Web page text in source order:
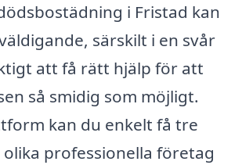
i Fristad kan
särskilt i en svår
att få rätt hjälp för att
så smidig som möjligt.
kan du enkelt få tre
professionella företag